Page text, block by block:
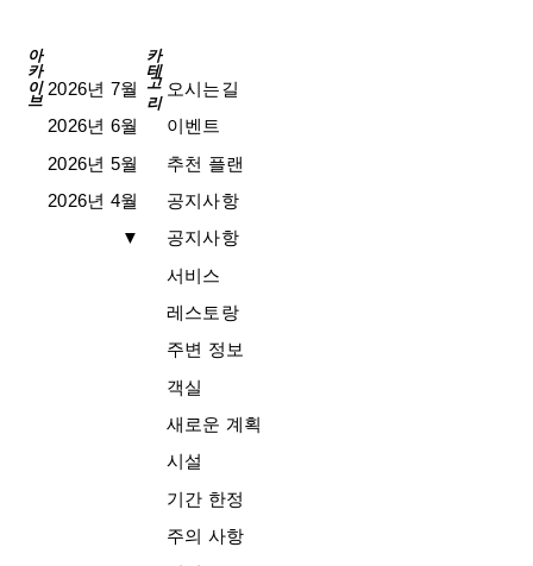
아카이브 2026년 7월
2026년 6월
2026년 5월
2026년 4월
▼
카테고리 오시는길
이벤트
추천 플랜
공지사항
공지사항
서비스
레스토랑
주변 정보
객실
새로운 계획
시설
기간 한정
주의 사항